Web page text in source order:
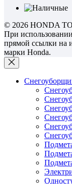
© 2026 HONDA
При использовании
прямой ссылки на
марки Honda.